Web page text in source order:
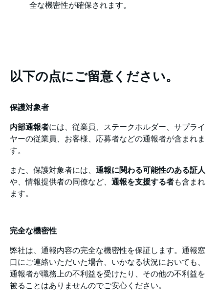
全な機密性が確保されます。
以下の点にご留意ください。
保護対象者
内部通報者には、従業員、ステークホルダー、サプライ
ヤーの従業員、お客様、応募者などの通報者が含まれま
す。
また、保護対象者には、 通報に関わる可能性のある証人
や、情報提供者の同僚など、 通報を支援する者も含まれ
ます。
完全な機密性
弊社は、通報内容の完全な機密性を保証します。通報窓
口にご連絡いただいた場合、いかなる状況においても、
通報者が職務上の不利益を受けたり、その他の不利益を
被ることはありませんのでご安心ください。